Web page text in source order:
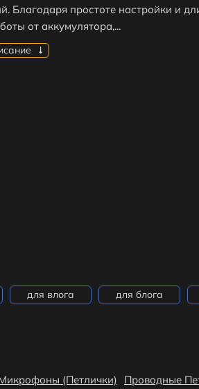
Благодаря простоте настройки и
от аккумулятора,...
для влога для блога
(Петлички) Проводные